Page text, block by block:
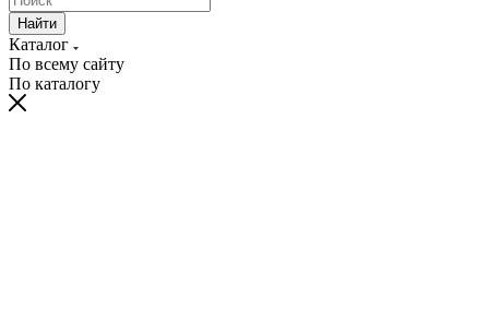
Найти
Каталог
По всему сайту
По каталогу